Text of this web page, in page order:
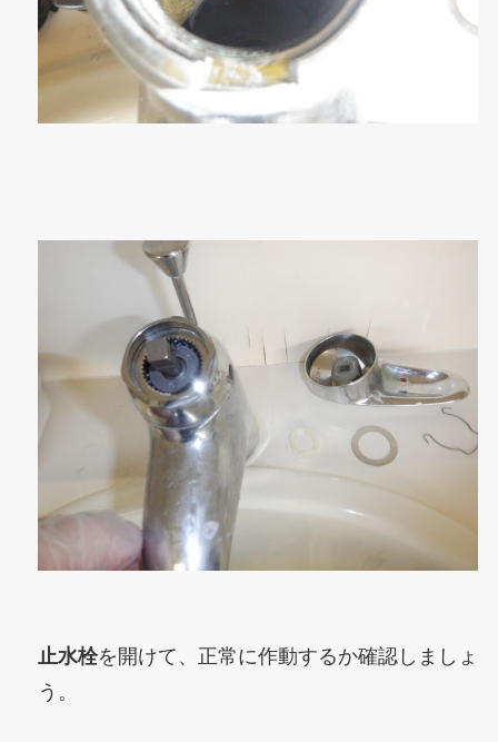
止水栓を開けて、正常に作動するか確認しましょ
う。